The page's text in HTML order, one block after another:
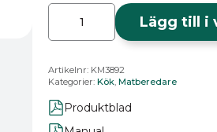
Matberedare
1200W
3892
Lägg till i
Artikelnr: KM3892
Kategorier: Kök, Matberedare
Produktblad